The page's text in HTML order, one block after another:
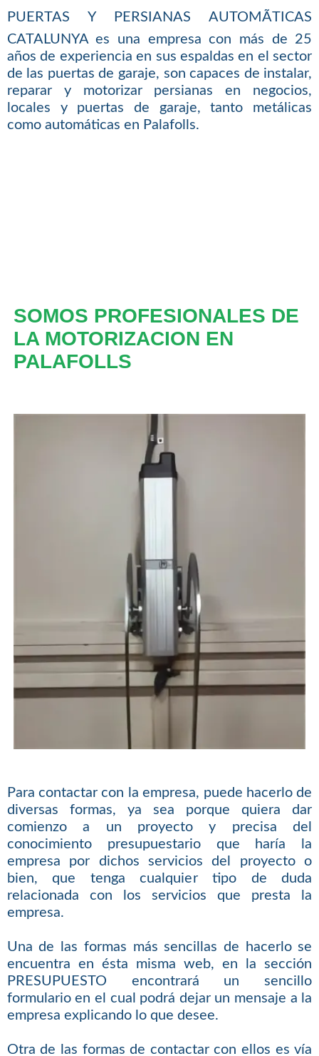
PUERTAS Y PERSIANAS AUTOMÃTICAS
CATALUNYA es una empresa con más de 25
años de experiencia en sus espaldas en el sector
de las puertas de garaje, son capaces de instalar,
reparar y motorizar persianas en negocios,
locales y puertas de garaje, tanto metálicas
como automáticas en Palafolls.
SOMOS PROFESIONALES DE
LA MOTORIZACION EN
PALAFOLLS
Para contactar con la empresa, puede hacerlo de
diversas formas, ya sea porque quiera dar
comienzo a un proyecto y precisa del
conocimiento presupuestario que haría la
empresa por dichos servicios del proyecto o
bien, que tenga cualquier tipo de duda
relacionada con los servicios que presta la
empresa.
Una de las formas más sencillas de hacerlo se
encuentra en ésta misma web, en la sección
PRESUPUESTO encontrará un sencillo
formulario en el cual podrá dejar un mensaje a la
empresa explicando lo que desee.
Otra de las formas de contactar con ellos es vía